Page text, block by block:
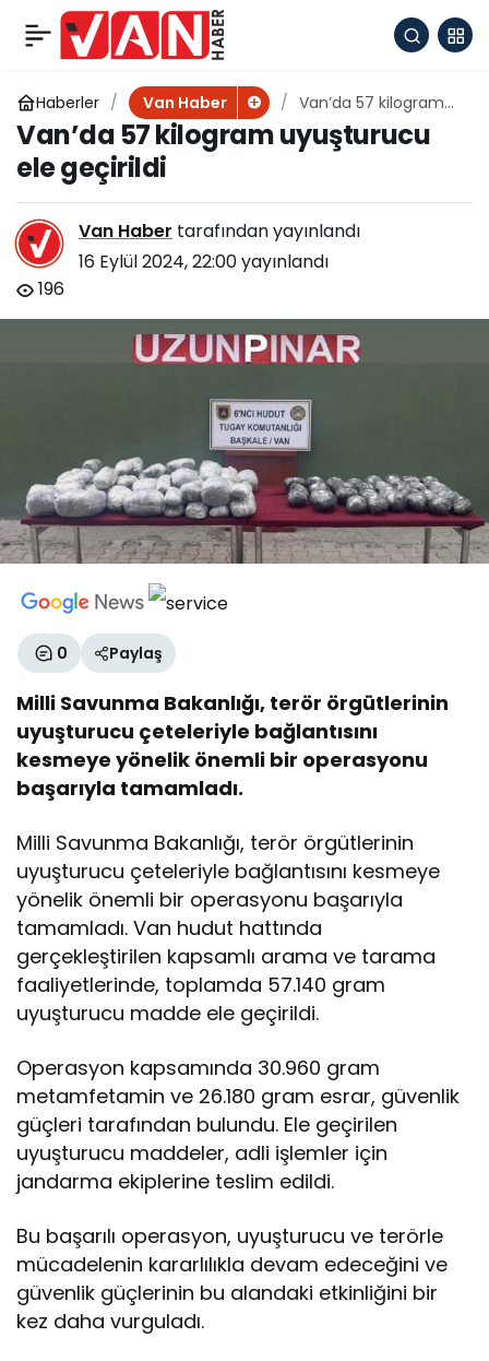
Haberler Van Haber
Van’da 57 kilogram
uyuşturucu ele
geçirildi
Van’da 57 kilogram uyuşturucu
ele geçirildi
Van Haber tarafından yayınlandı
16 Eylül 2024, 22:00yayınlandı
196
0 Paylaş
Milli Savunma Bakanlığı, terör örgütlerinin
uyuşturucu çeteleriyle bağlantısını
kesmeye yönelik önemli bir operasyonu
başarıyla tamamladı.
Milli Savunma Bakanlığı, terör örgütlerinin
uyuşturucu çeteleriyle bağlantısını kesmeye
yönelik önemli bir operasyonu başarıyla
tamamladı. Van hudut hattında
gerçekleştirilen kapsamlı arama ve tarama
faaliyetlerinde, toplamda 57.140 gram
uyuşturucu madde ele geçirildi.
Operasyon kapsamında 30.960 gram
metamfetamin ve 26.180 gram esrar, güvenlik
güçleri tarafından bulundu. Ele geçirilen
uyuşturucu maddeler, adli işlemler için
jandarma ekiplerine teslim edildi.
Bu başarılı operasyon, uyuşturucu ve terörle
mücadelenin kararlılıkla devam edeceğini ve
güvenlik güçlerinin bu alandaki etkinliğini bir
kez daha vurguladı.
Muradiye’nin altyapısı
tamamen yenileniyor
Paylaş